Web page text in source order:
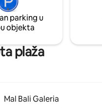
parking u
objekta
plaža
Mal Bali Galeria